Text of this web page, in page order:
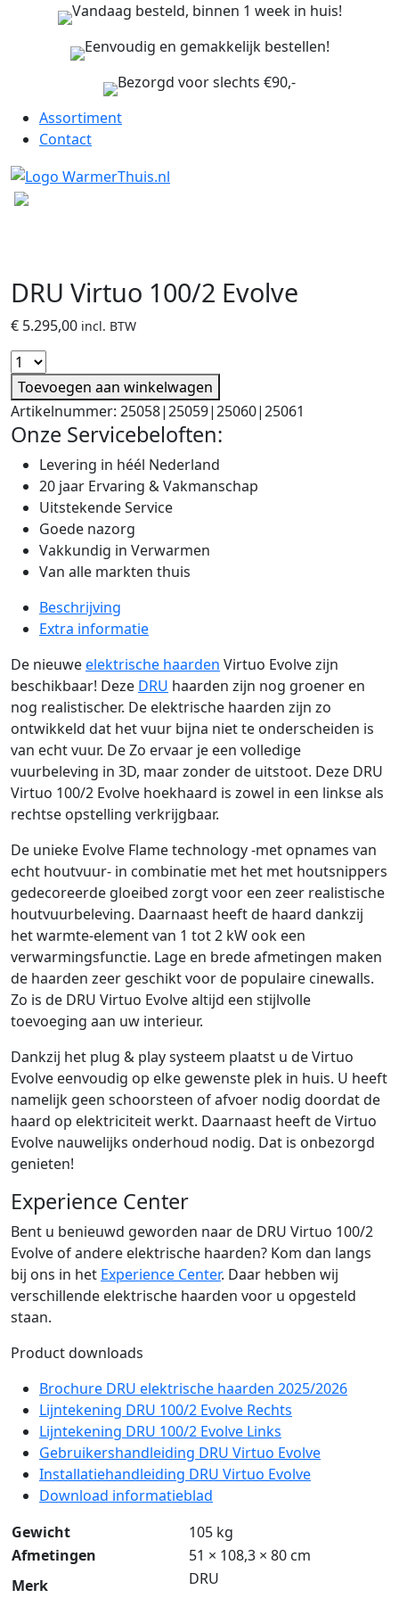
Vandaag besteld, binnen 1 week in huis!
Eenvoudig en gemakkelijk bestellen!
Bezorgd voor slechts €90,-
Assortiment
Contact
DRU Virtuo 100/2 Evolve
€ 5.295,00 incl. BTW
Toevoegen aan winkelwagen
Artikelnummer: 25058|25059|25060|25061
Onze Servicebeloften:
Levering in héél Nederland
20 jaar Ervaring & Vakmanschap
Uitstekende Service
Goede nazorg
Vakkundig in Verwarmen
Van alle markten thuis
Beschrijving
Extra informatie
De nieuweelektrische haarden Virtuo Evolve zijn
beschikbaar! Deze DRU haarden zijn nog groener en
nog realistischer. De elektrische haarden zijn zo
ontwikkeld dat het vuur bijna niet te onderscheiden is
van echt vuur. De Zo ervaar je een volledige
vuurbeleving in 3D, maar zonder de uitstoot. Deze DRU
Virtuo 100/2 Evolve hoekhaard is zowel in een linkse als
rechtse opstelling verkrijgbaar.
De unieke Evolve Flame technology -met opnames van
echt houtvuur- in combinatie met het met houtsnippers
gedecoreerde gloeibed zorgt voor een zeer realistische
houtvuurbeleving. Daarnaast heeft de haard dankzij
het warmte-element van 1 tot 2 kW ook een
verwarmingsfunctie. Lage en brede afmetingen maken
de haarden zeer geschikt voor de populaire cinewalls.
Zo is de DRU Virtuo Evolve altijd een stijlvolle
toevoeging aan uw interieur.
Dankzij het plug & play systeem plaatst u de Virtuo
Evolve eenvoudig op elke gewenste plek in huis. U heeft
namelijk geen schoorsteen of afvoer nodig doordat de
haard op elektriciteit werkt. Daarnaast heeft de Virtuo
Evolve nauwelijks onderhoud nodig. Dat is onbezorgd
genieten!
Experience Center
Bent u benieuwd geworden naar de DRU Virtuo 100/2
Evolve of andere elektrische haarden? Kom dan langs
bij ons in het Experience Center. Daar hebben wij
verschillende elektrische haarden voor u opgesteld
staan.
Product downloads
Brochure DRU elektrische haarden 2025/2026
Lijntekening DRU 100/2 Evolve Rechts
Lijntekening DRU 100/2 Evolve Links
Gebruikershandleiding DRU Virtuo Evolve
Installatiehandleiding DRU Virtuo Evolve
Download informatieblad
Gewicht
105 kg
Afmetingen
51 × 108,3 × 80 cm
Merk
DRU